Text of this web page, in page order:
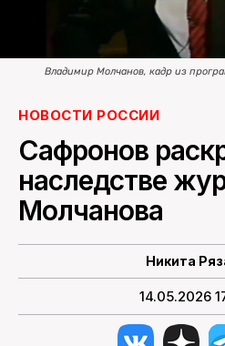
Владимир Молчанов, кадр из
НОВОСТИ РОССИИ
Сафронов
наследстве
Молчанова
Никита
14.05.2026